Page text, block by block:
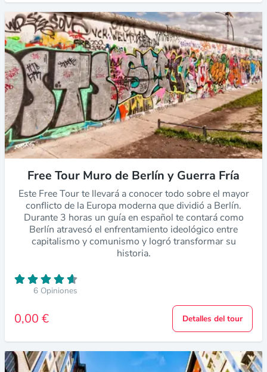
Free Tour Muro de Berlín y Guerra Fría
Este Free Tour te llevará a conocer todo sobre el mayor
conflicto de la Europa moderna que dividió a Berlín.
Durante 3 horas un guía en español te contará como
Berlín atravesó el enfrentamiento ideológico entre
capitalismo y comunismo y logró transformar su
historia.
6 Opiniones
0,00 € Detalles del tour